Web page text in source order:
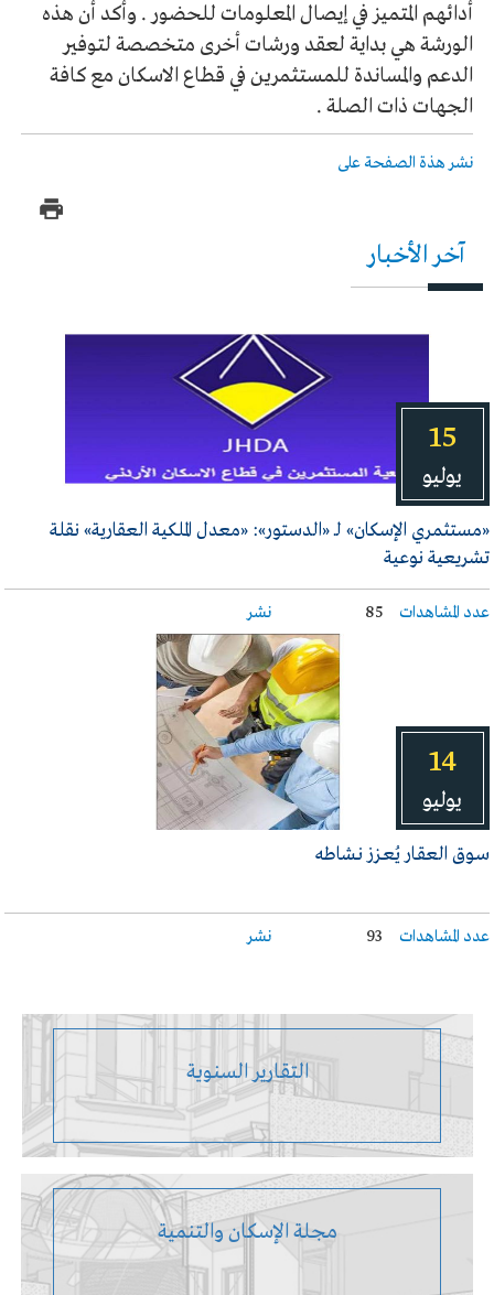
أدائهم المتميز في إيصال المعلومات للحضور . وأكد أن هذه
الورشة هي بداية لعقد ورشات أخرى متخصصة لتوفير
الدعم والمساندة للمستثمرين في قطاع الاسكان مع كافة
الجهات ذات الصلة .
نشر هذة الصفحة على
آخر الأخبار
15
يوليو
«مستثمري الإسكان» لـ «الدستور»: «معدل الملكية العقارية» نقلة
تشريعية نوعية
نشر عدد المشاهدات 85
14
يوليو
سـوق العقـار يُعـزز نـشاطه
نشر عدد المشاهدات 93
التقارير السنوية
مجلة الإسكان والتنمية